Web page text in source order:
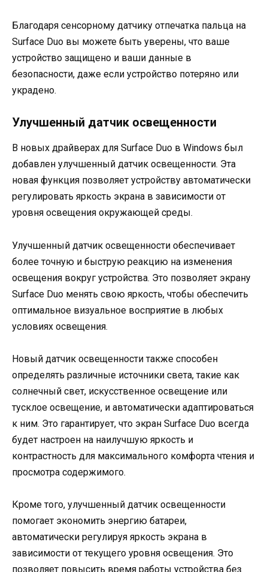
Благодаря сенсорному датчику отпечатка пальца на
Surface Duo вы можете быть уверены, что ваше
устройство защищено и ваши данные в
безопасности, даже если устройство потеряно или
украдено.
Улучшенный датчик освещенности
В новых драйверах для Surface Duo в Windows был
добавлен улучшенный датчик освещенности. Эта
новая функция позволяет устройству автоматически
регулировать яркость экрана в зависимости от
уровня освещения окружающей среды.
Улучшенный датчик освещенности обеспечивает
более точную и быструю реакцию на изменения
освещения вокруг устройства. Это позволяет экрану
Surface Duo менять свою яркость, чтобы обеспечить
оптимальное визуальное восприятие в любых
условиях освещения.
Новый датчик освещенности также способен
определять различные источники света, такие как
солнечный свет, искусственное освещение или
тусклое освещение, и автоматически адаптироваться
к ним. Это гарантирует, что экран Surface Duo всегда
будет настроен на наилучшую яркость и
контрастность для максимального комфорта чтения и
просмотра содержимого.
Кроме того, улучшенный датчик освещенности
помогает экономить энергию батареи,
автоматически регулируя яркость экрана в
зависимости от текущего уровня освещения. Это
позволяет повысить время работы устройства без